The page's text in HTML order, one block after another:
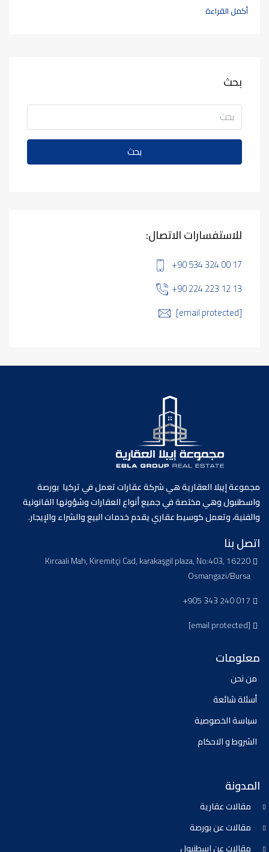
أكمل القراءة
بحث
بحث
للاستفسارات الاتصال:
+90 534 324 00 17
+90 224 223 12 13
[email protected]
مجموعة إيبلا العقارية هي شركة عقارات تعمل في تركيا بورصة
واسطنبول وهي مختصة في جميع أنواع العقارات وشؤونها القانونية
والفنية، وتعمل كوسيط عقاري يقدم خدمات البيع والشراء والإيجار.
اتصل بنا
Kırcaali Mah, Kiremitçi Cad, karakaşgil plaza, No:403, 16220
Osmangazi/Bursa
+905 343 240 017
[email protected]
معلومات
من نحن
أسئلة شائعة
سياسة الخصوصية
الشروط و الاحكام
المدونة
مقالات عقارية
مقالات عن بورصة
مقالات عن اسطنبول